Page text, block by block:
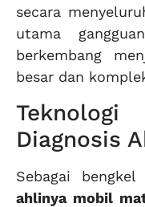
secara
utama
berkembang
besar dan
Diagnosis
Sebagai bengkel
ahlinya mobil